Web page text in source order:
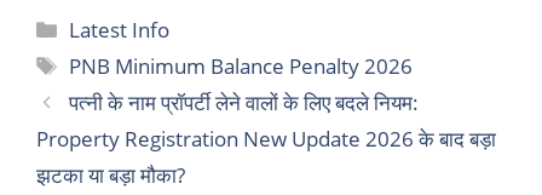
Categories
Latest Info
Tags
PNB Minimum Balance Penalty 2026
पत्नी के नाम प्रॉपर्टी लेने वालों के लिए बदले नियम:
Property Registration New Update 2026 के बाद बड़ा
झटका या बड़ा मौका?